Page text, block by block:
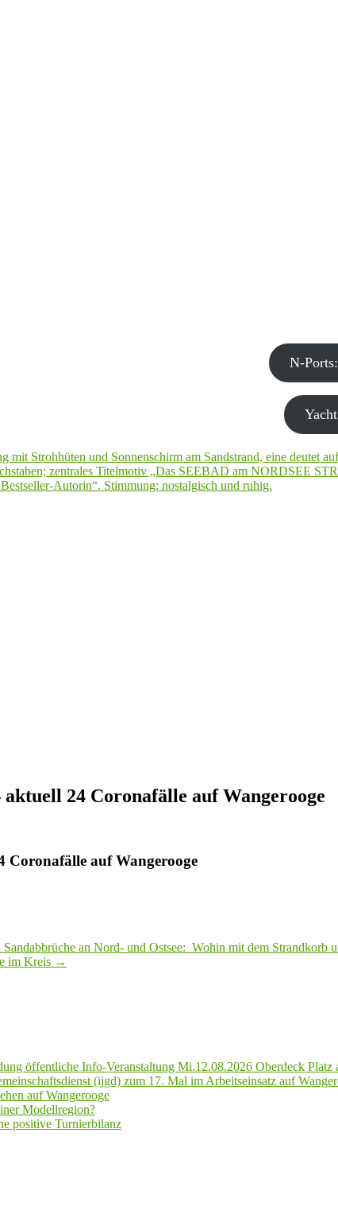
N-
24 Coronafälle auf Wangerooge
Coronafälle auf Wangerooge
an Nord- und Ostsee: Wohin mit dem Strandkorb
im Kreis →
öffentliche Info-Veranstaltung Mi.12.08.2026 Oberdeck Platz
(ijgd) zum 17. Mal im Arbeitseinsatz auf
auf Wangerooge
Modellregion?
positive Turnierbilanz